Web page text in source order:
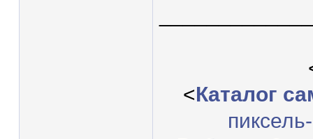
<Каталог